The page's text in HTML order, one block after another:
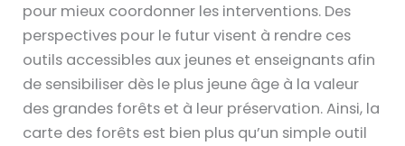
pour mieux coordonner les interventions. Des
perspectives pour le futur visent à rendre ces
outils accessibles aux jeunes et enseignants afin
de sensibiliser dès le plus jeune âge à la valeur
des grandes forêts et à leur préservation. Ainsi, la
carte des forêts est bien plus qu’un simple outil